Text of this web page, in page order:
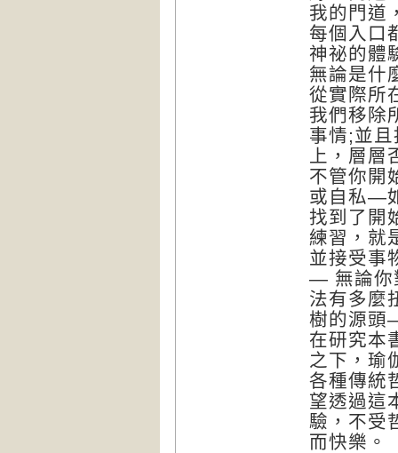
我的門道
每個入口
神祕的體
無論是什
從實際所
我們移除
事情;並
上，層
不管你開
或自私—
找到了開
練習，就
並接受事
— 無論你
法有多麼
樹的源頭
在研究本
之下，瑜
各種傳統
望透過這
驗，不受
而快樂。